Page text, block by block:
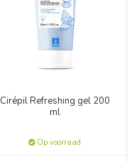
Cirépil Refreshing gel 200
ml
Op voorraad